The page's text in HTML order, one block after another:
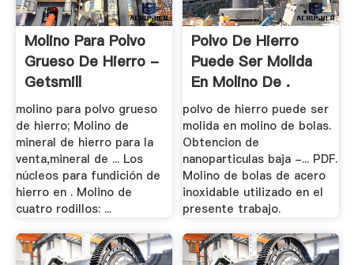
Molino Para Polvo
Grueso De Hierro -
Getsmill
molino para polvo grueso
de hierro; Molino de
mineral de hierro para la
venta,mineral de ... Los
núcleos para fundición de
hierro en . Molino de
cuatro rodillos: ...
Polvo De Hierro
Puede Ser Molida
En Molino De .
polvo de hierro puede ser
molida en molino de bolas.
Obtencion de
nanoparticulas baja -... PDF.
Molino de bolas de acero
inoxidable utilizado en el
presente trabajo.